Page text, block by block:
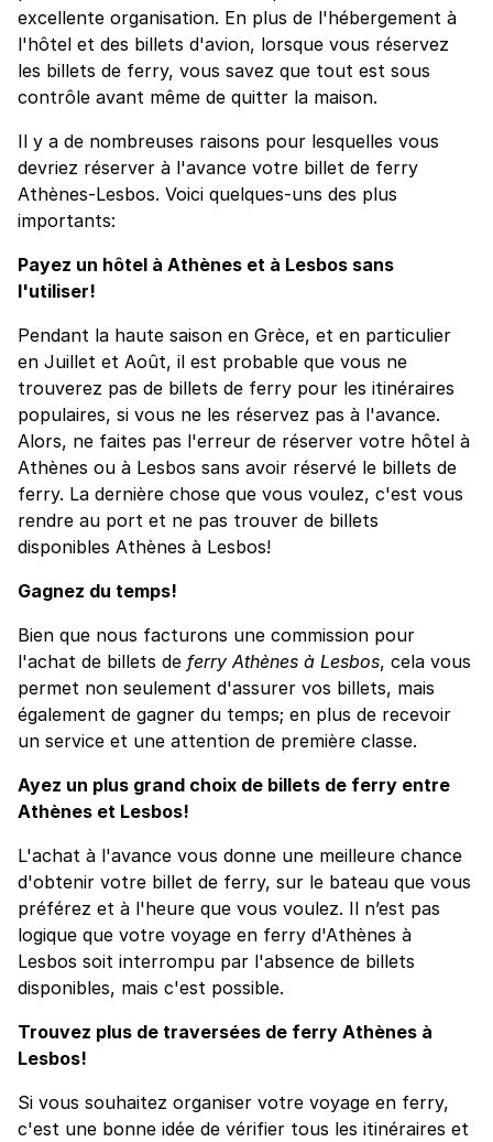
excellente organisation. En plus de l'hébergement à
l'hôtel et des billets d'avion, lorsque vous réservez
les billets de ferry, vous savez que tout est sous
contrôle avant même de quitter la maison.
Il y a de nombreuses raisons pour lesquelles vous
devriez réserver à l'avance votre billet de ferry
Athènes-Lesbos. Voici quelques-uns des plus
importants:
Payez un hôtel à Athènes et à Lesbos sans
l'utiliser!
Pendant la haute saison en Grèce, et en particulier
en Juillet et Août, il est probable que vous ne
trouverez pas de billets de ferry pour les itinéraires
populaires, si vous ne les réservez pas à l'avance.
Alors, ne faites pas l'erreur de réserver votre hôtel à
Athènes ou à Lesbos sans avoir réservé le billets de
ferry. La dernière chose que vous voulez, c'est vous
rendre au port et ne pas trouver de billets
disponibles Athènes à Lesbos!
Gagnez du temps!
Bien que nous facturons une commission pour
l'achat de billets de ferry Athènes à Lesbos, cela vous
permet non seulement d'assurer vos billets, mais
également de gagner du temps; en plus de recevoir
un service et une attention de première classe.
Ayez un plus grand choix de billets de ferry entre
Athènes et Lesbos!
L'achat à l'avance vous donne une meilleure chance
d'obtenir votre billet de ferry, sur le bateau que vous
préférez et à l'heure que vous voulez. Il n’est pas
logique que votre voyage en ferry d'Athènes à
Lesbos soit interrompu par l'absence de billets
disponibles, mais c'est possible.
Trouvez plus de traversées de ferry Athènes à
Lesbos!
Si vous souhaitez organiser votre voyage en ferry,
c'est une bonne idée de vérifier tous les itinéraires et